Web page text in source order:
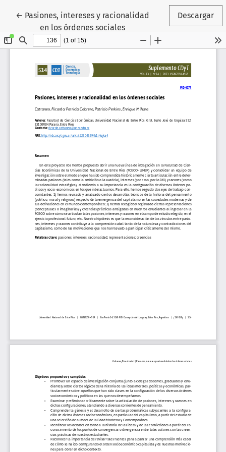
← Volver a los detalles del artículo
Pasiones, intereses y racionalidad
en los órdenes sociales
Descargar